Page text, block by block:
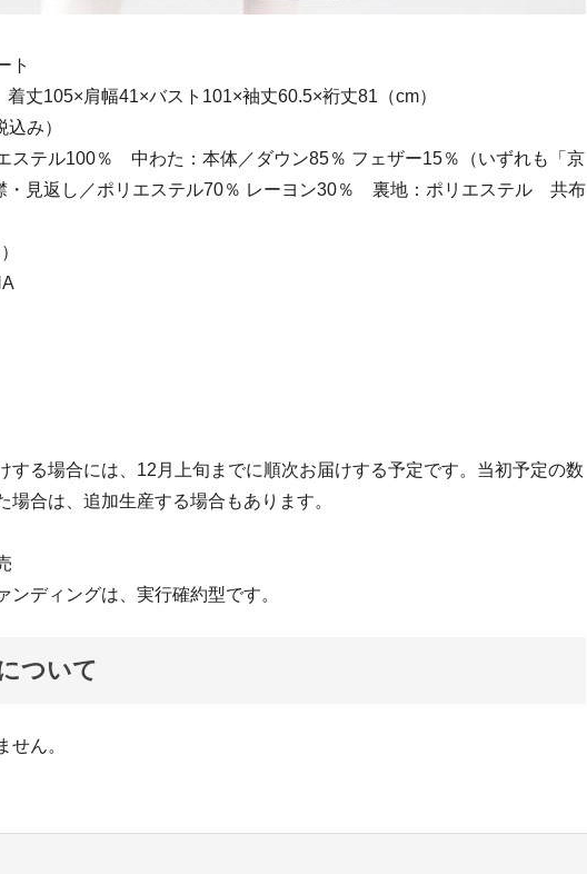
ト
丈105×肩幅41×バスト101×袖丈60.5×裄丈81（cm）
み）
ステル100％ 中わた：本体／ダウン85％ フェザー15％（いずれも「京
・見返し／ポリエステル70％ レーヨン30％ 裏地：ポリエステル 共布
する場合には、12月上旬までに順次お届けする予定です。当初予定の数
場合は、追加生産する場合もあります。
ディングは、実行確約型です。
ついて
せん。